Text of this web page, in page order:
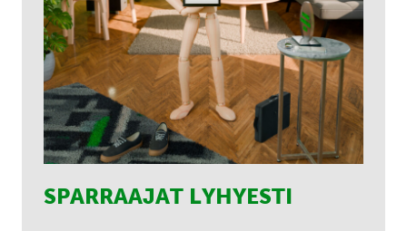
SPARRAAJAT LYHYESTI